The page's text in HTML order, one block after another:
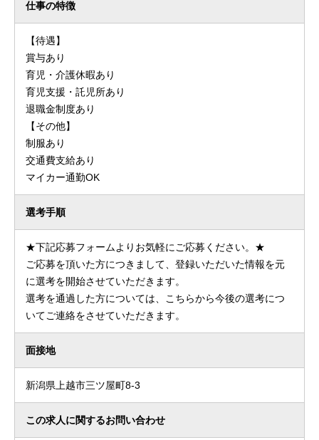
仕事の特徴
【待遇】
賞与あり
育児・介護休暇あり
育児支援・託児所あり
退職金制度あり
【その他】
制服あり
交通費支給あり
マイカー通勤OK
選考手順
★下記応募フォームよりお気軽にご応募ください。★
ご応募を頂いた方につきまして、登録いただいた情報を元
に選考を開始させていただきます。
選考を通過した方については、こちらから今後の選考につ
いてご連絡をさせていただきます。
面接地
新潟県上越市三ツ屋町8-3
この求人に関するお問い合わせ